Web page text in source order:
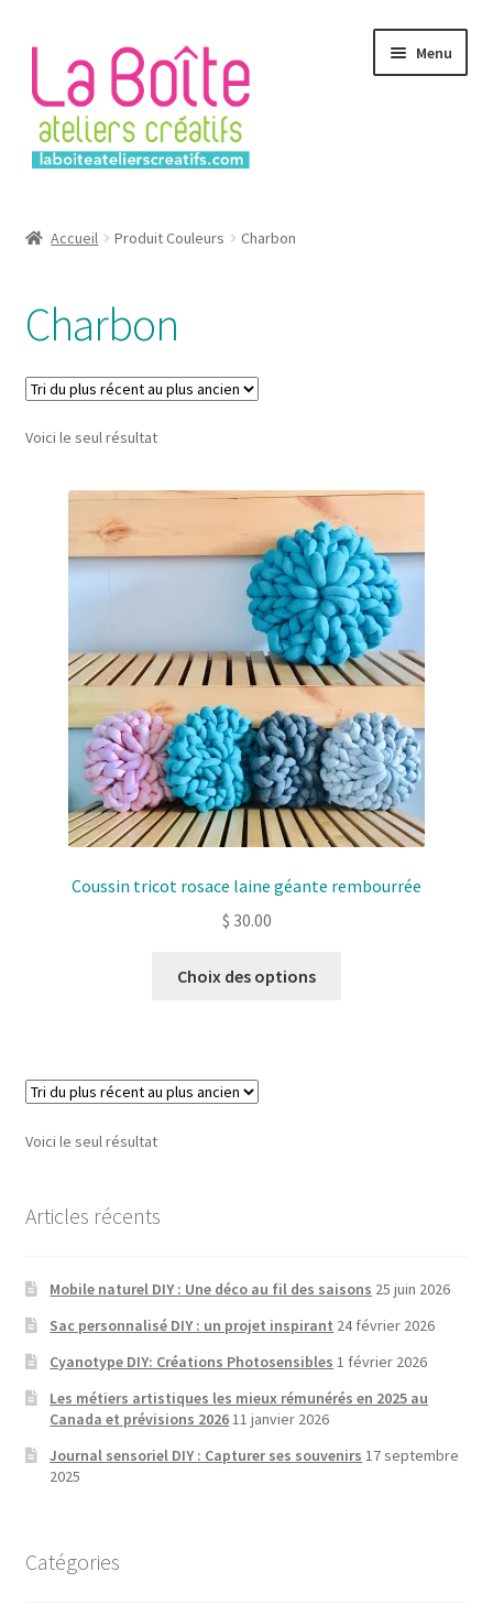
la
navigation
contenu
Menu
Login
Password Reset
Register
Solde de la carte-cadeau
Boutique en ligne
Panier
Politique de confidentialité
Validation de la commande
Contact
Accueil Produit Couleurs Charbon
Charbon
Voici le seul résultat
Coussin tricot rosace laine géante rembourrée
$ 30.00
Choix des options
page
de
Voici le seul résultat
Articles récents
Mobile naturel DIY : Une déco au fil des saisons 25 juin 2026
Sac personnalisé DIY : un projet inspirant 24 février 2026
Cyanotype DIY: Créations Photosensibles 1 février 2026
Les métiers artistiques les mieux rémunérés en 2025 au
Canada et prévisions 202611 janvier 2026
Journal sensoriel DIY : Capturer ses souvenirs 17 septembre
2025
Catégories